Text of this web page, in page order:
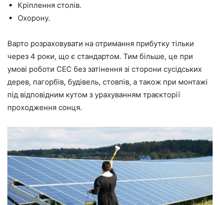
Кріплення столів.
Охорону.
Варто розраховувати на отримання прибутку тільки
через 4 роки, що є стандартом. Тим більше, це при
умові роботи СЕС без затінення зі сторони сусідських
дерев, пагорбів, будівель, стовпів, а також при монтажі
під відповідним кутом з урахуванням траєкторії
проходження сонця.